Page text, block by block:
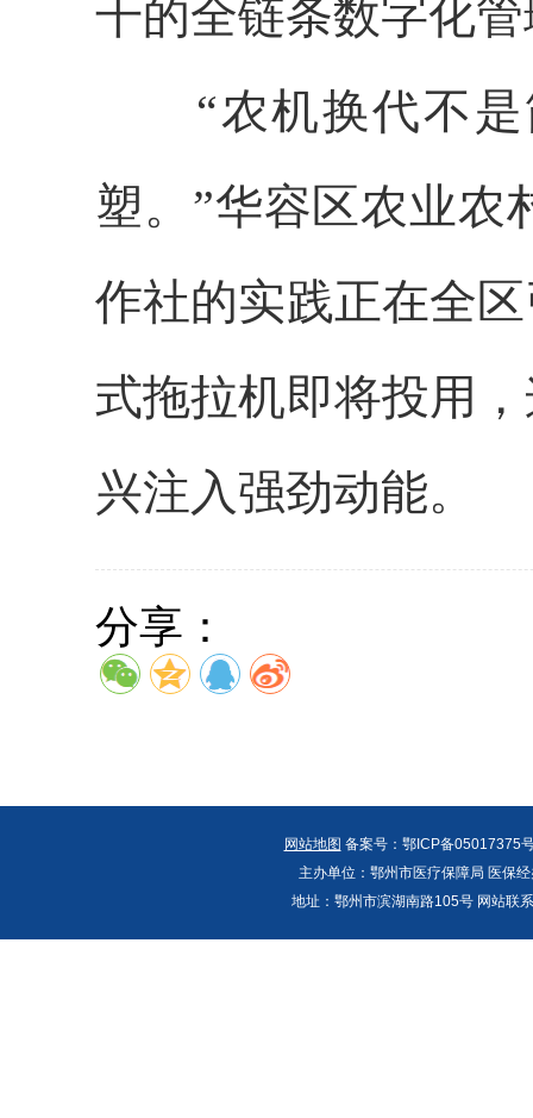
干的全链条数字化
“农机换代不是
塑。”华容区农业农
作社的实践正在全
式拖拉机即将投用
兴注入强劲动能。
分享：
网站地图 备案号：鄂ICP备05017375
主办单位：鄂州市医疗保障局 医保
地址：鄂州市滨湖南路105号 网站